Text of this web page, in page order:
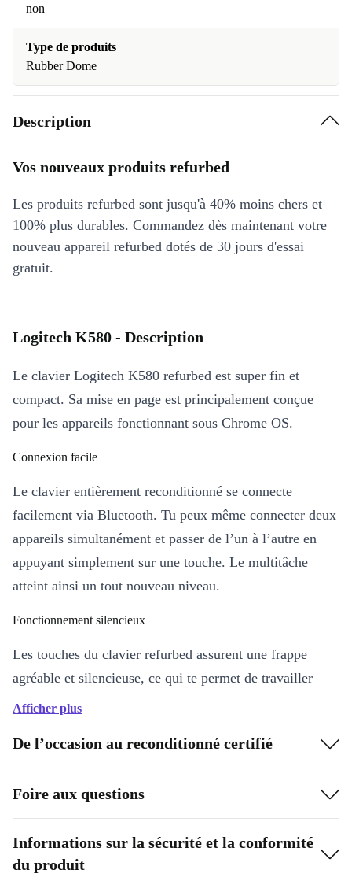
non
Type de produits
Rubber Dome
Description
Vos nouveaux produits refurbed
Les produits refurbed sont jusqu'à 40% moins chers et
100% plus durables. Commandez dès maintenant votre
nouveau appareil refurbed dotés de 30 jours d'essai
gratuit.
Logitech K580 - Description
Le clavier Logitech K580 refurbed est super fin et
compact. Sa mise en page est principalement conçue
pour les appareils fonctionnant sous Chrome OS.
Connexion facile
Le clavier entièrement reconditionné se connecte
facilement via Bluetooth. Tu peux même connecter deux
appareils simultanément et passer de l’un à l’autre en
appuyant simplement sur une touche. Le multitâche
atteint ainsi un tout nouveau niveau.
Fonctionnement silencieux
Les touches du clavier refurbed assurent une frappe
agréable et silencieuse, ce qui te permet de travailler
sans problème pendant que tes colocataires font la sieste
Afficher plus
De l’occasion au reconditionné certifié
Foire aux questions
Informations sur la sécurité et la conformité
du produit